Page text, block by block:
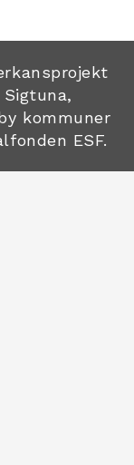
kommuner
ESF.